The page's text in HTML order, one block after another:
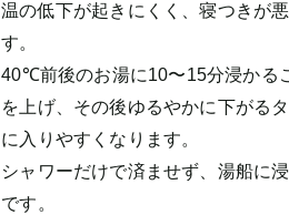
温の低下が起きにくく、寝つきが
す。
40℃前後のお湯に10〜15分浸かる
を上げ、その後ゆるやかに下がる
に入りやすくなります。
シャワーだけで済ませず、湯船に
です。